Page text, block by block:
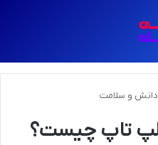
دانش و سلامت
تاپ چیست؟